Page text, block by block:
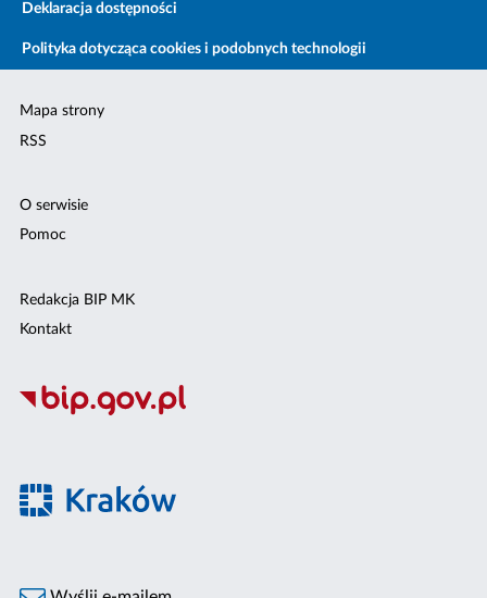
Deklaracja dostępności
Polityka dotycząca cookies i podobnych technologii
Mapa strony
RSS
O serwisie
Pomoc
Redakcja BIP MK
Kontakt